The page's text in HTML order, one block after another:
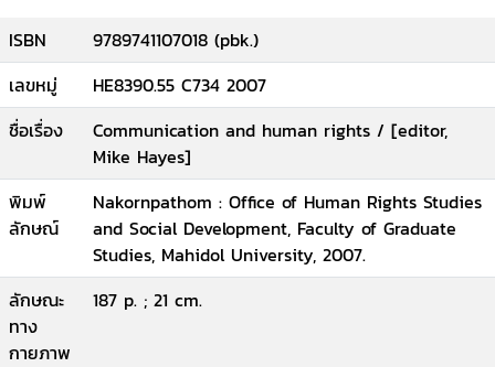
ISBN
9789741107018 (pbk.)
เลขหมู่
HE8390.55 C734 2007
ชื่อเรื่อง
Communication and human rights / [editor,
Mike Hayes]
พิมพ์
ลักษณ์
Nakornpathom : Office of Human Rights Studies
and Social Development, Faculty of Graduate
Studies, Mahidol University, 2007.
ลักษณะ
ทาง
กายภาพ
187 p. ; 21 cm.